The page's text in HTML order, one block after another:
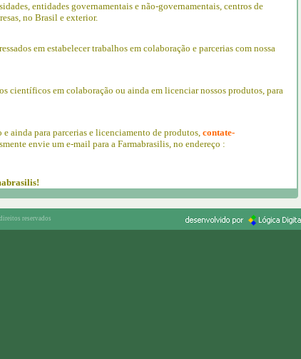
entidades governamentais e não-governamentais, centros de
no Brasil e exterior.
em estabelecer trabalhos em colaboração e parcerias com nossa
científicos em colaboração ou ainda em licenciar nossos produtos, para
ainda para parcerias e licenciamento de produtos,contate-
envie um e-mail para a Farmabrasilis, no endereço :
reservados